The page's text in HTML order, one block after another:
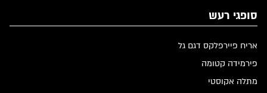
סופגי רעש
אריח פיירפלקס דגם גל
פירמידה קטומה
מתלה אקוסטי